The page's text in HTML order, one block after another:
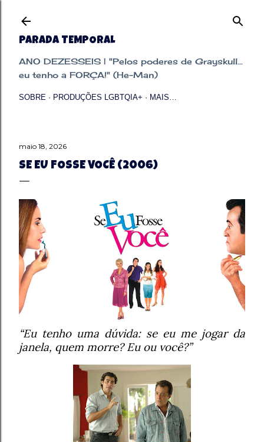
PARADA TEMPORAL
ANO DEZESSEIS | "Pelos poderes de Grayskull...
eu tenho a FORÇA!" (He-Man)
SOBRE PRODUÇÕES LGBTQIA+ MAIS…
maio 18, 2026
SE EU FOSSE VOCÊ (2006)
“Eu tenho uma dúvida: se eu me jogar da
janela, quem morre? Eu ou você?”